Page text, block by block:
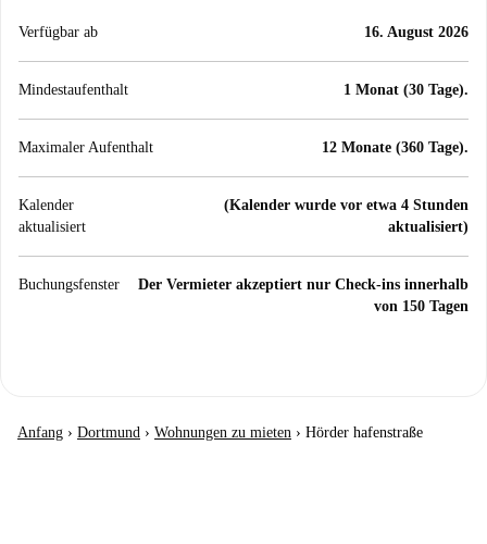
Verfügbar ab 16. August 2026
Mindestaufenthalt 1 Monat (30 Tage).
Maximaler Aufenthalt 12 Monate (360 Tage).
Kalender
aktualisiert
(Kalender wurde vor etwa 4 Stunden
aktualisiert)
Buchungsfenster
Der Vermieter akzeptiert nur Check-ins innerhalb
von 150 Tagen
Anfang › Dortmund › Wohnungen zu mieten › Hörder hafenstraße